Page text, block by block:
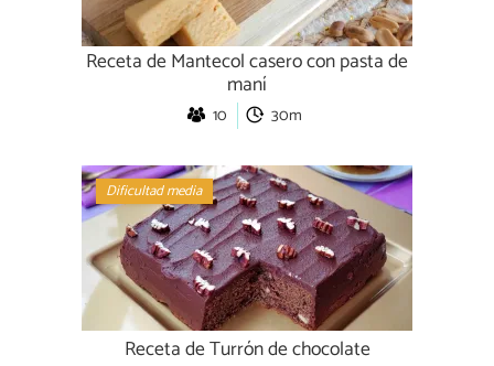
Receta de Mantecol casero con pasta de
maní
10 30m
Dificultad media
Receta de Turrón de chocolate